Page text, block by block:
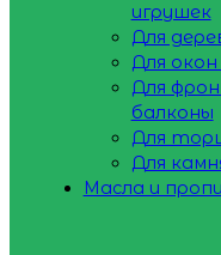
игрушек
Для
Для окон
Для
балконы
Для
Для
Масла и